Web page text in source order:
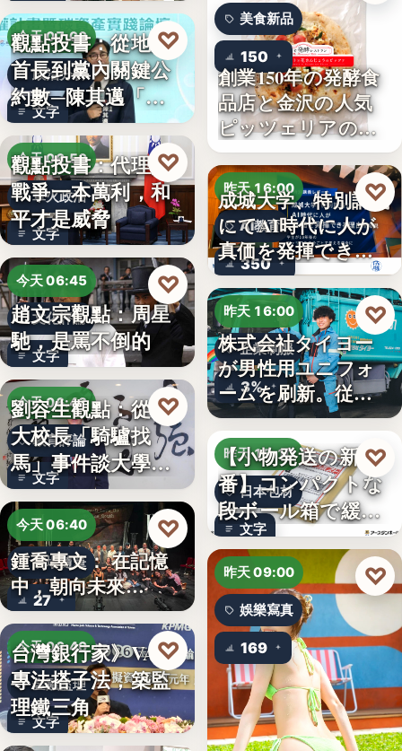
今天 07:00
政治分析
文字
觀點投書：從地方
首長到黨內關鍵公
約數─陳其邁「被
組閣」背…
♡
今天 06:50
軍火政治
文字
觀點投書：代理人
戰爭一本萬利，和
平才是威脅
♡
今天 06:45
文化評論
文字
趙文宗觀點：周星
馳，是罵不倒的
♡
今天 06:42
教育評論
文字
劉容生觀點：從清
大校長「騎驢找
馬」事件談大學治
理與領導倫…
♡
今天 06:40
劇場隨筆
27
鍾喬專文： 在記憶
中，朝向未來…
♡
今天 06:40
金融監理
文字
台灣銀行家》VASP
專法搭子法，築監
理鐵三角
♡
美食新品
150
創業150年の発酵食
品店と金沢の人気
ピッツェリアのコ
ラボ…
昨天 16:00
AI教育
350
成城大学、特別講義
にてAI時代に人が
真価を発揮できる
理由…
♡
昨天 16:00
企業制服
3%
株式会社タイヨー
が男性用ユニフォ
ームを刷新。従来
の男女兼…
♡
昨天 15:10
日本包材
文字
【小物発送の新定
番】コンパクトな
段ボール箱で緩衝
材の節約…
♡
昨天 09:00
娛樂寫真
169
♡